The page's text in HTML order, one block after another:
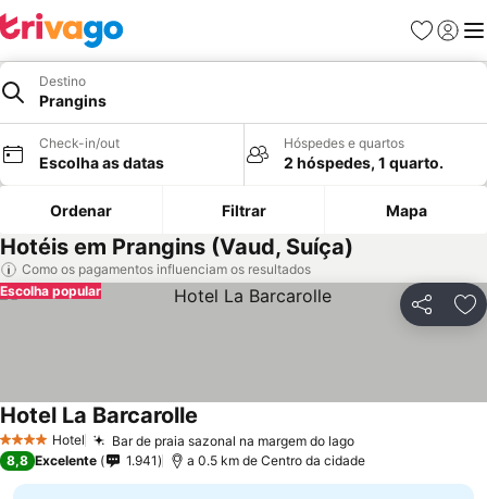
Favoritos
Iniciar
Destino
Prangins
Check-in/out
Escolha as datas
Hóspedes e quartos
2 hóspedes, 1 quarto.
Ordenar Filtrar Mapa
Hotéis em Prangins (Vaud, Suíça)
Como os pagamentos influenciam os resultados
Partilhar
Escolha popular
4 EstrelasHotel Bar de praia sazonal na margem do lagoVer preços
Hotel La Barcarolle
8,8 Excelente 1.941 a 0.5 km de Centro da cidade